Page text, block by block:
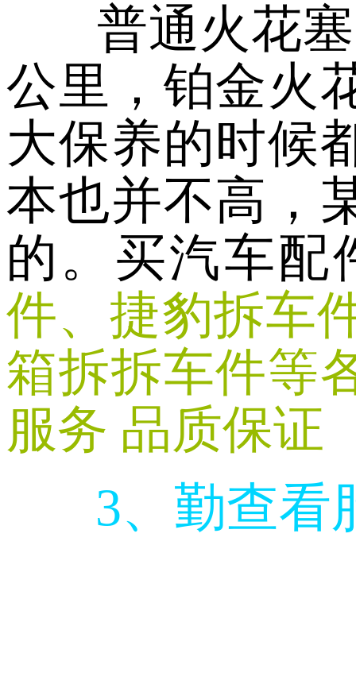
普通火花
公里，铂金火
大保养的时候
本也并不高，
的。买汽车配
件、捷豹拆车
箱拆拆车件等
服务 品质保证
3、勤查看